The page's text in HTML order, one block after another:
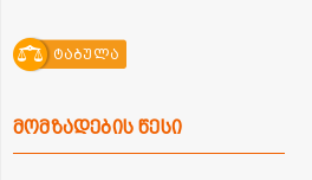
ტაბულა
მომზადების წესი